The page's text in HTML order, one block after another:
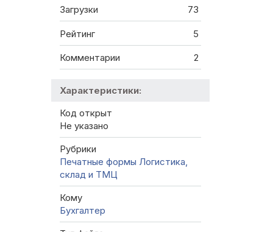
Загрузки 73
Рейтинг 5
Комментарии 2
Характеристики:
Код открыт
Не указано
Рубрики
Печатные формы Логистика,
склад и ТМЦ
Кому
Бухгалтер